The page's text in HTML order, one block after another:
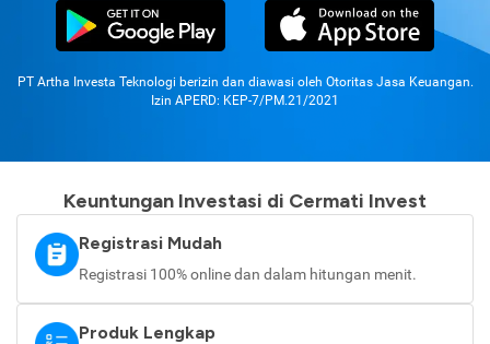
PT Artha Investa Teknologi berizin dan diawasi oleh Otoritas Jasa Keuangan.
Izin APERD: KEP-7/PM.21/2021
Keuntungan Investasi di Cermati Invest
Registrasi Mudah
Registrasi 100% online dan dalam hitungan menit.
Produk Lengkap